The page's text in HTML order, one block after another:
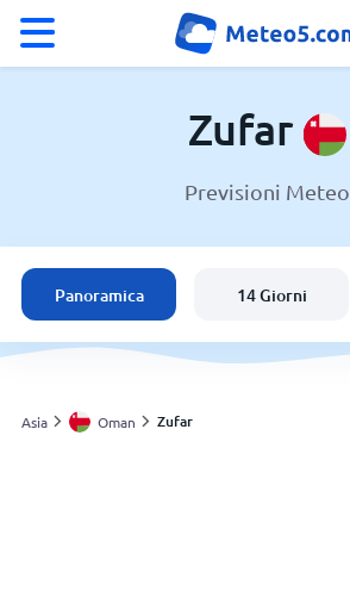
Oman
Italia
Svizzera
Zufar
Previsioni Meteo
Panoramica 14 Giorni
Asia Oman Zufar